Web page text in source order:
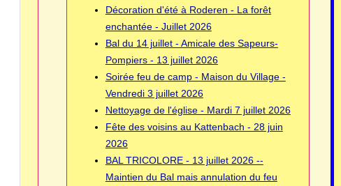
Décoration d'été à Roderen - La forêt
enchantée - Juillet 2026
Bal du 14 juillet - Amicale des Sapeurs-
Pompiers - 13 juillet 2026
Soirée feu de camp - Maison du Village -
Vendredi 3 juillet 2026
Nettoyage de l'église - Mardi 7 juillet 2026
Fête des voisins au Kattenbach - 28 juin
2026
BAL TRICOLORE - 13 juillet 2026 --
Maintien du Bal mais annulation du feu